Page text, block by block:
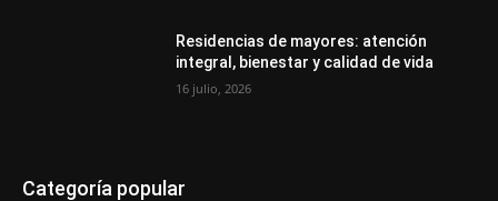
Residencias de mayores: atención
integral, bienestar y calidad de vida
16 julio, 2026
Categoría popular